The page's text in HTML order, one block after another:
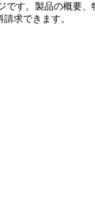
です。製品の概要
求できます。